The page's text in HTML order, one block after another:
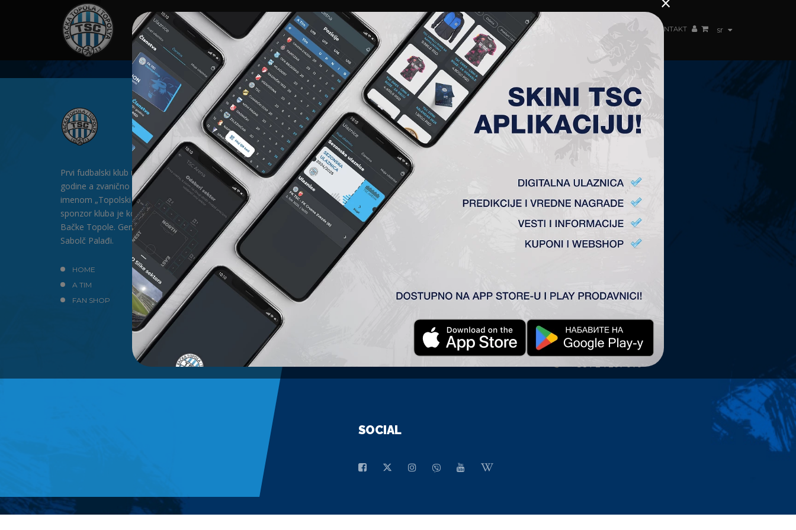
sr
HOME SPONZORI NEWS GALERIJE A TIM ČLANSTVO AKREDITACIJE KLUB AKADEMIJA ŽENSKI TIM KONTAKT
Prvi fudbalski klub u Bačkoj Topoli formiran je 1912.
godine a zvanično postoji od 1913. godine pod
imenom „Topolski Sportski Club" (TSC). Generalni
sponzor kluba je kompanija „SAT-TRAKT” DOO iz
Bačke Topole. Generalni direktor kluba je gospodin
Sabolč Palađi.
HOME
NEWS
A TIM
KLUB
FAN SHOP
KONTAKT
ANALIZA UTAKMICE
ANALIZA UTAKMICA
FK TSC
VS
OFK Vršac
1 : 0
KONTAKT
Fudbalski Klub „TSC”
Plitvička 1.
24300 Bačka Topola
office@fktsc.com
+381 24 224 187
TSC Arena
24300 Bačka Topola
office@tscarena.com
+381 24 267 979
SOCIAL